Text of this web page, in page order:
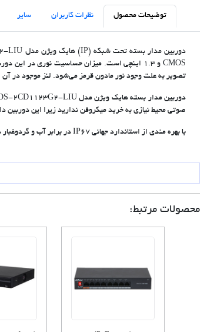
توضیحات محصول نظرات کاربران سایر
تصویر به علت وجود نور مادون قرمز می‌شود. لنز موجود در آن
صوتی محیط نیازی به خرید میکروفن ندارید زیرا این
با بهره مندی از استاندارد جهانی IP67 در برابر آب و گردوغبار دوربین مدار بسته هایک ویژن مدل DS-2CD1123G2-LIU مقاومت خوبی داشته در نتیجه برای نصب در محیط های خارجی نیز مناسب است.
محصولات مرتبط: